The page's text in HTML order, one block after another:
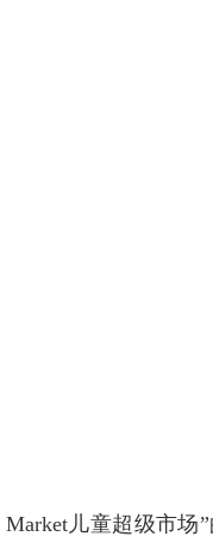
儿童超级市